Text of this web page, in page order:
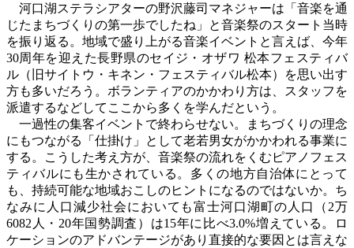
河口湖ステラシアターの野沢藤司マネジャーは「音楽を通
じたまちづくりの第一歩でしたね」と音楽祭のスタート当時
を振り返る。地域で盛り上がる音楽イベントと言えば、今年
30周年を迎えた長野県のセイジ・オザワ 松本フェスティバ
ル（旧サイトウ・キネン・フェスティバル松本）を思い出す
方も多いだろう。ボランティアのかかわり方は、スタッフを
派遣するなどしてここから多くを学んだという。
一過性の集客イベントで終わらせない。まちづくりの理念
にもつながる「仕掛け」として老若男女がかかわれる事業に
する。こうした考え方が、音楽祭の流れをくむピアノフェス
ティバルにも生かされている。多くの地方自治体にとって
も、持続可能な地域おこしのヒントになるのではないか。ち
なみに人口減少社会においても富士河口湖町の人口（ 2万
6082人・20年国勢調査）は15年に比べ3.0%増えている。ロ
ケーションのアドバンテージがあり直接的な要因とは言えな